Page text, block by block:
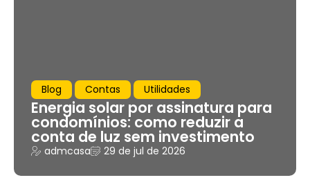
Blog Contas Utilidades
Energia solar por assinatura para
condomínios: como reduzir a
conta de luz sem investimento
admcasa 29 de jul de 2026